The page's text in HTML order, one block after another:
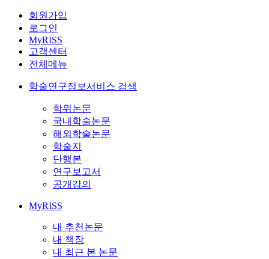
회원가입
로그인
MyRISS
고객센터
전체메뉴
학술연구정보서비스 검색
학위논문
국내학술논문
해외학술논문
학술지
단행본
연구보고서
공개강의
MyRISS
내 추천논문
내 책장
내 최근 본 논문